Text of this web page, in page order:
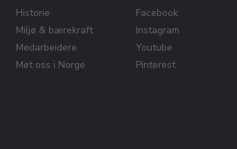
Historie
Miljø & bærekraft
Medarbeidere
Møt oss i Norge
Facebook
Instagram
Youtube
Pinterest